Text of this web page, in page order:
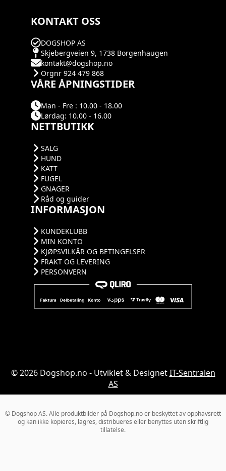
KONTAKT OSS
DOGSHOP AS
Skjebergveien 9, 1738 Borgenhaugen
kontakt@dogshop.no
Orgnr 924 479 868
VÅRE ÅPNINGSTIDER
Man - Fre : 10.00 - 18.00
Lørdag: 10.00 - 16.00
NETTBUTIKK
SALG
HUND
KATT
FUGEL
GNAGER
Råd og guider
INFORMASJON
KUNDEKLUBB
MIN KONTO
KJØPSVILKÅR OG BETINGELSER
FRAKT OG LEVERING
PERSONVERN
© 2026 Dogshop.no - Utviklet & DesignetIT-Sentralen
AS
© Dogshop AS. Alle produktbilder på Dogshop.no er beskyttet av opphavsrett
og kan ikke kopieres, lagres, distribueres eller benyttes uten skriftlig
tillatelse.